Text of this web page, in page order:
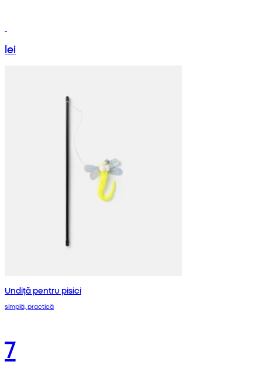
lei
Undiță pentru pisici
simplă, practică
7